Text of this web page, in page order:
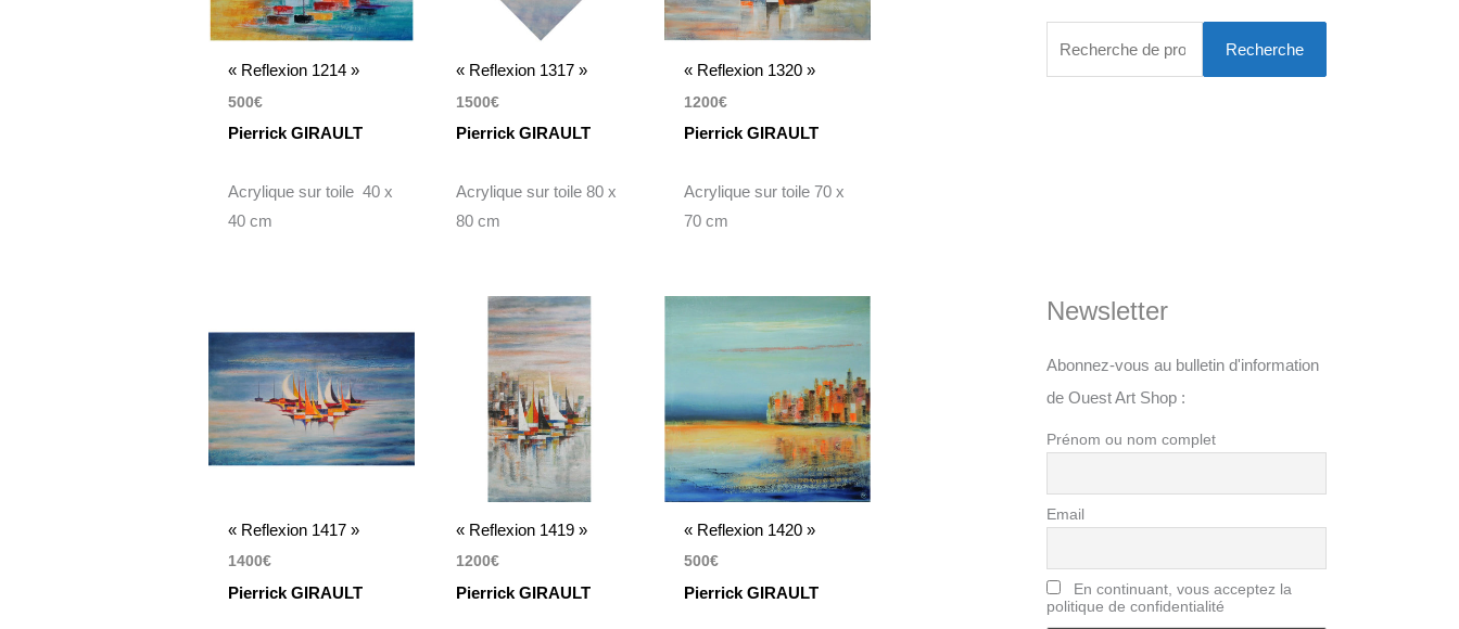
« Reflexion 1214 »
500€
Pierrick GIRAULT
Acrylique sur toile 40 x
40 cm
« Reflexion 1317 »
1500€
Pierrick GIRAULT
Acrylique sur toile 80 x
80 cm
« Reflexion 1320 »
1200€
Pierrick GIRAULT
Acrylique sur toile 70 x
70 cm
« Reflexion 1417 »
1400€
Pierrick GIRAULT
« Reflexion 1419 »
1200€
Pierrick GIRAULT
« Reflexion 1420 »
500€
Pierrick GIRAULT
Recherche
Newsletter
Abonnez-vous au bulletin d'information
de Ouest Art Shop :
Prénom ou nom complet
Email
En continuant, vous acceptez la
politique de confidentialité